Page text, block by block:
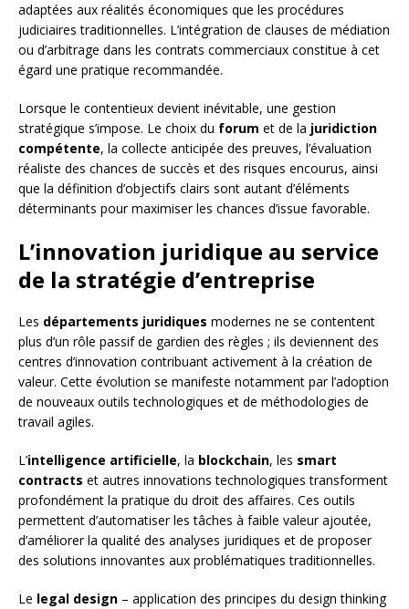
adaptées aux réalités économiques que les procédures
judiciaires traditionnelles. L’intégration de clauses de médiation
ou d’arbitrage dans les contrats commerciaux constitue à cet
égard une pratique recommandée.
Lorsque le contentieux devient inévitable, une gestion
stratégique s’impose. Le choix du forum et de la juridiction
compétente, la collecte anticipée des preuves, l’évaluation
réaliste des chances de succès et des risques encourus, ainsi
que la définition d’objectifs clairs sont autant d’éléments
déterminants pour maximiser les chances d’issue favorable.
L’innovation juridique au service
de la stratégie d’entreprise
Les départements juridiques modernes ne se contentent
plus d’un rôle passif de gardien des règles ; ils deviennent des
centres d’innovation contribuant activement à la création de
valeur. Cette évolution se manifeste notamment par l’adoption
de nouveaux outils technologiques et de méthodologies de
travail agiles.
L’intelligence artificielle, la blockchain, les smart
contracts et autres innovations technologiques transforment
profondément la pratique du droit des affaires. Ces outils
permettent d’automatiser les tâches à faible valeur ajoutée,
d’améliorer la qualité des analyses juridiques et de proposer
des solutions innovantes aux problématiques traditionnelles.
Le legal design – application des principes du design thinking